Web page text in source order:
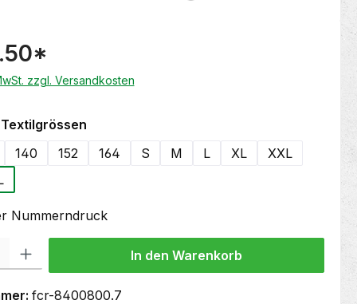
*
zzgl. Versandkosten
auswählen
140 152 164 S M L XL
XXL
Nummerndruck
Gib den gewünschten Wert ein oder benutze die Schaltflächen um die
In den Warenkorb
fcr-8400800.7